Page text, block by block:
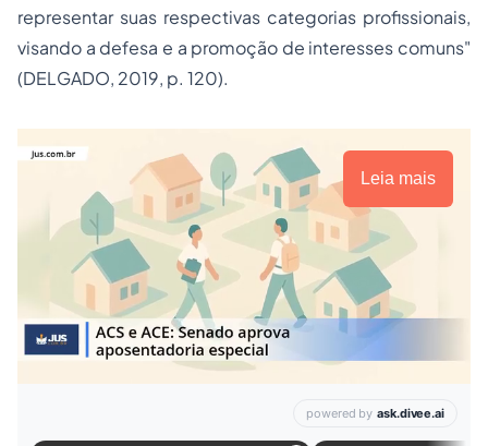
representar suas respectivas categorias profissionais,
visando a defesa e a promoção de interesses comuns"
(DELGADO, 2019, p. 120).
Leia mais